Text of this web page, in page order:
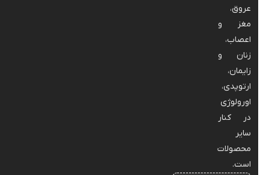
عروق،
مغز و
اعصاب،
زنان و
زایمان،
ارتوپدی،
اورولوژی
در کنار
سایر
محصولات
است.